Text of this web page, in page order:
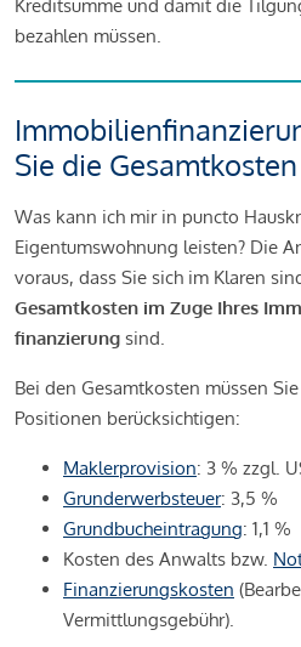
Kreditsumme und damit die
bezahlen müssen.
Sie die Gesamtkosten
Was kann ich mir in puncto
Eigentumswohnung leisten? Die
voraus, dass Sie sich im Klaren
Gesamtkosten im Zuge Ihres
finanzierung sind.
Bei den Gesamtkosten müssen
Positionen berücksichtigen:
Maklerprovision: 3 % zzgl.
Grunderwerbsteuer: 3,5 %
Grundbucheintragung: 1,1 %
Kosten des Anwalts bzw.
Finanzierungskosten
Vermittlungsgebühr).